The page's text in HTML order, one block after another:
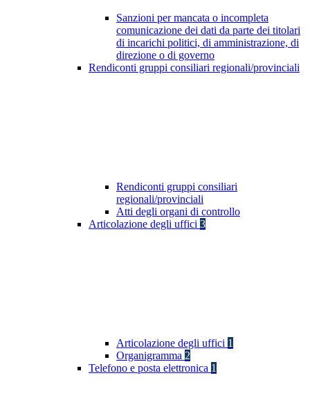
Sanzioni per mancata o incompleta
comunicazione dei dati da parte dei titolari
di incarichi politici, di amministrazione, di
direzione o di governo
Rendiconti gruppi consiliari regionali/provinciali
Rendiconti gruppi consiliari
regionali/provinciali
Atti degli organi di controllo
Articolazione degli uffici 3
Articolazione degli uffici 1
Organigramma 2
Telefono e posta elettronica 1